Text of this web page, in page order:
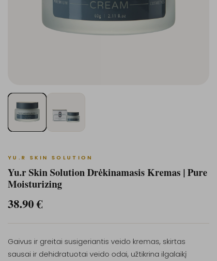
YU.R SKIN SOLUTION
Yu.r Skin Solution Drėkinamasis Kremas | Pure
Moisturizing
38.90€
Gaivus ir greitai susigeriantis veido kremas, skirtas
sausai ir dehidratuotai veido odai, užtikrina ilgalaikį